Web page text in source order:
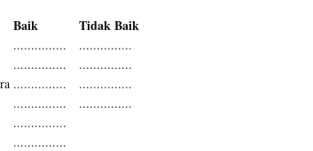
Baik Tidak Baik
...............
...............
...............
...............
...............
...............
...............
...............
...............
...............